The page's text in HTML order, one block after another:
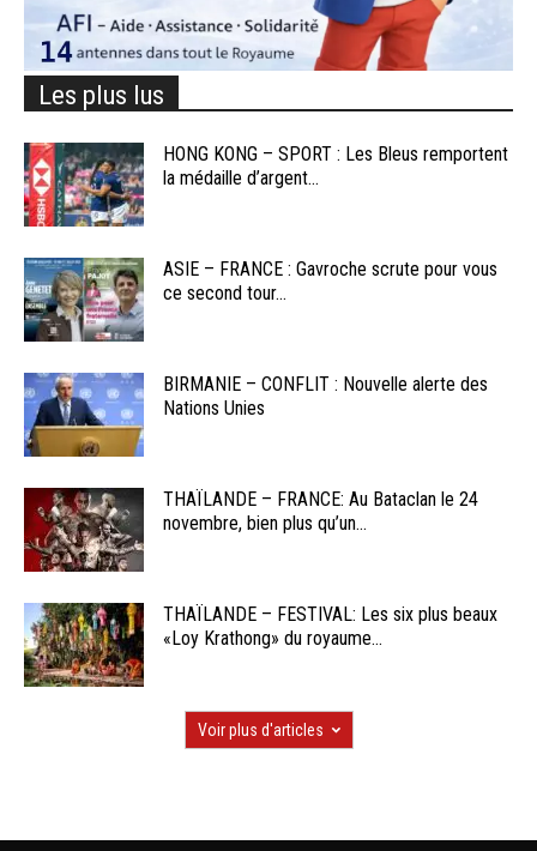
Les plus lus
HONG KONG – SPORT : Les Bleus remportent
la médaille d’argent...
ASIE – FRANCE : Gavroche scrute pour vous
ce second tour...
BIRMANIE – CONFLIT : Nouvelle alerte des
Nations Unies
THAÏLANDE – FRANCE: Au Bataclan le 24
novembre, bien plus qu’un...
THAÏLANDE – FESTIVAL: Les six plus beaux
«Loy Krathong» du royaume...
Voir plus d'articles